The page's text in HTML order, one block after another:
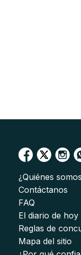
¿Quiénes
Contáctanos
FAQ
El diario de hoy
Reglas de
Mapa del sitio